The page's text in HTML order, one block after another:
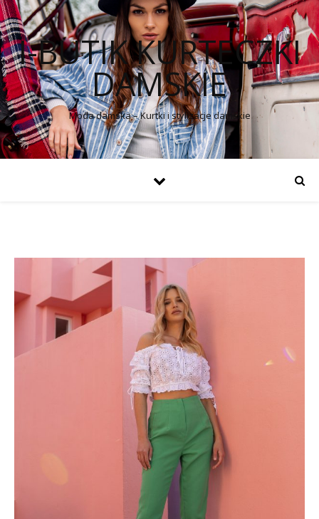
I-BUTIK KURTECZKI
DAMSKIE
Moda damska – Kurtki i stylizacje damskie